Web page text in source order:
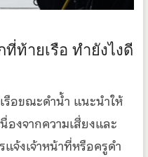
ท้ายเรือ ทำยังไงดี
รือขณะดำน้ำ แนะนำให้
องจากความเสี่ยงและ
จ้งเจ้าหน้าที่หรือครูดำ